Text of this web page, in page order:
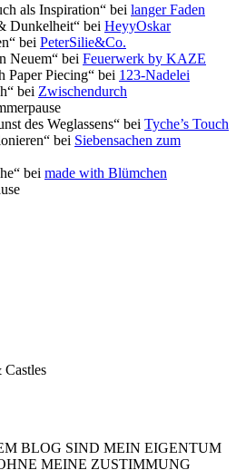
als Inspiration“ bei langer Faden
Dunkelheit“ bei HeyyOskar
bei PeterSilie&Co.
Neuem“ bei Feuerwerk by KAZE
Paper Piecing“ bei 123-Nadelei
bei Zwischendurch
des Weglassens“ bei Tyche’s Touch
bei Siebensachen zum
bei made with Blümchen
BLOG SIND MEIN EIGENTUM
MEINE ZUSTIMMUNG